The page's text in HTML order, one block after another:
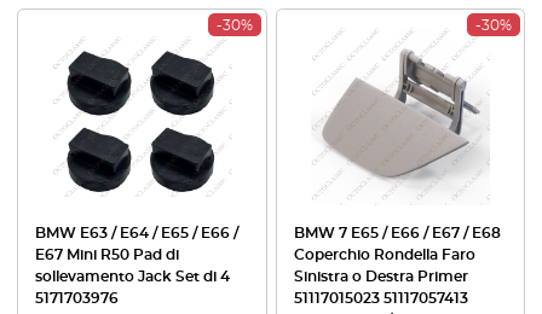
-30%
BMW E63 / E64 / E65 / E66 /
E67 Mini R50 Pad di
sollevamento Jack Set di 4
5171703976
-30%
BMW 7 E65 / E66 / E67 / E68
Coperchio Rondella Faro
Sinistra o Destra Primer
51117015023 51117057413